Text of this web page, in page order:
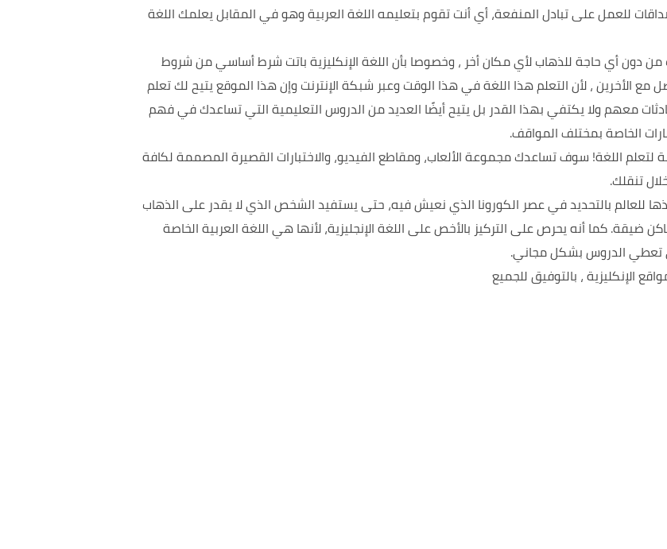
للعمل على تبادل المنفعة، أي أنت تقوم بتعليمه اللغة العربية وهو في المقابل يعلمك اللغة
من دون أي حاجة للذهاب لأي مكان أخر ، وخصوصا بأن اللغة الإنكليزية باتت شرط أساسي من شروط
مع الأخرين ، لأن التعلم هذا اللغة في هذا الوقت وعبر شبكة الإنترنت وإن هذا الموقع يتيح لك تعلم
معهم ولا يكتفي بهذا القدر بل يتيح أيضًا العديد من الدروس التعليمية التي تساعدك في فهم
الخاصة بمختلف المواقف.
لتعلم اللغة! سوف تساعدك مجموعة الألعاب، ومقاطع الفيديو، والاختبارات القصيرة المصممة لكافة
تنقلك.
للعالم بالتحديد في عصر الكورونا الذي نعيش فيه، حتى يستفيد الشخص الذي لا يقدر على الذهاب
ضيقة. كما أنه يحرص على التركيز بالأخص على اللغة الإنجليزية، لأنها هي اللغة العربية الخاصة
تعطي الدروس بشكل مجاني.
الإنكليزية ، بالتوفيق للجميع